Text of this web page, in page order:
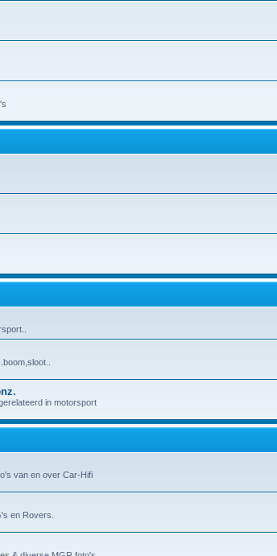
in motorsport
van en over Car-Hifi
en Rovers.